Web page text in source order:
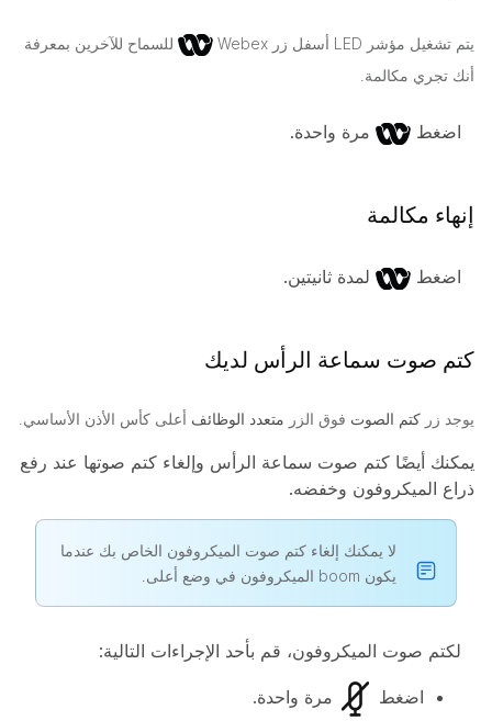
يتم تشغيل مؤشر LED أسفل زر Webex
للسماح للآخرين بمعرفة
أنك تجري مكالمة.
اضغط مرة واحدة.
إنهاء مكالمة
اضغط لمدة ثانيتين.
كتم صوت سماعة الرأس لديك
يوجد زر كتم الصوت فوق الزر متعدد الوظائف أعلى كأس الأذن الأساسي.
يمكنك أيضًا كتم صوت سماعة الرأس وإلغاء كتم صوتها عند رفع
ذراع الميكروفون وخفضه.
لا يمكنك إلغاء كتم صوت الميكروفون الخاص بك عندما
يكون boom الميكروفون في وضع أعلى.
لكتم صوت الميكروفون، قم بأحد الإجراءات التالية:
اضغط مرة واحدة.